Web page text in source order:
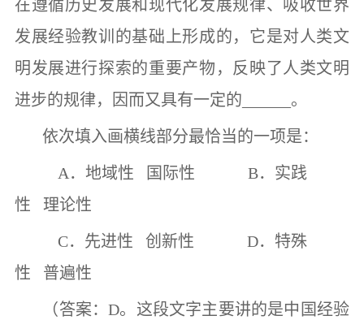
在遵循历史发展和现代化发展规律、吸收世界
发展经验教训的基础上形成的，它是对人类文
明发展进行探索的重要产物，反映了人类文明
进步的规律，因而又具有一定的
。
依次填入画横线部分最恰当的一项是：
A．地域性 国际性 B．实践
性
理论性
C．先进性 创新性 D．特殊
性
普遍性
（答案：D。这段文字主要讲的是中国经验